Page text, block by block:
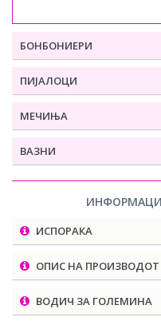
БОНБОНИЕРИ
ПИЈАЛОЦИ
МЕЧИЊА
ВАЗНИ
ИСПОРАКА
ОПИС НА ПРОИЗВОДОТ
ВОДИЧ ЗА ГОЛЕМИНА